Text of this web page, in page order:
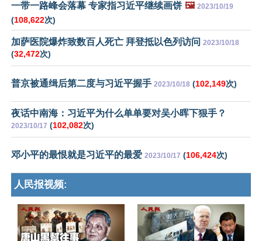
一带一路峰会落幕 专家指习近平继续画饼 🖼️ 2023/10/19
(108,622次)
加萨医院爆炸致数百人死亡 拜登抵以色列访问 2023/10/18
(32,472次)
普京被通缉后第二度与习近平握手 2023/10/18 (102,149次)
夜话中南海：习近平为什么单单要对吴小晖下狠手？
2023/10/17 (102,082次)
邓小平的最恨就是习近平的最爱 2023/10/17 (106,424次)
人民报视频: